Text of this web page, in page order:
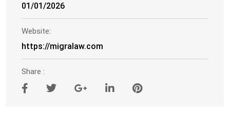
01/01/2026
Website:
https://migralaw.com
Share :